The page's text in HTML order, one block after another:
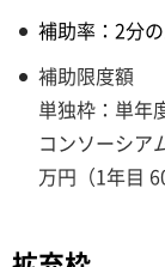
補助率：2分
補助限度額
単独枠：単年
コンソーシア
万円（1年目